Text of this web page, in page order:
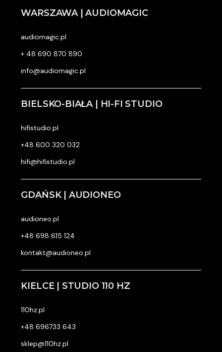
WARSZAWA | AUDIOMAGIC
audiomagic.pl
+ 48 690 870 890
info@audiomagic.pl
BIELSKO-BIAŁA | HI-FI STUDIO
hifistudio.pl
+48 600 320 032
hifi@hifistudio.pl
GDAŃSK | AUDIONEO
audioneo.pl
+48 698 615 124
kontakt@audioneo.pl
KIELCE | STUDIO 110 HZ
110hz.pl
+48 696733 643
sklep@110hz.pl